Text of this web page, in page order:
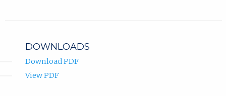
DOWNLOADS
Download PDF
View PDF